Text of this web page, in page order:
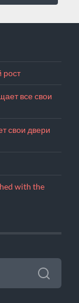
рост
все свои
свои двери
with the